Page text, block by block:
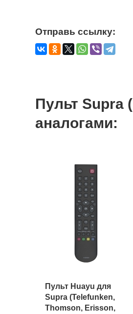
Отправь ссылку:
Пульт Supra
аналогами:
Пульт Huayu для
Supra (Telefunken,
Thomson, Erisson,